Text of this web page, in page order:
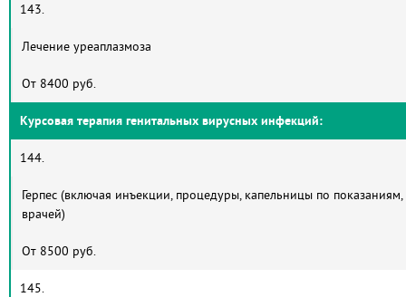
143.
Лечение уреаплазмоза
От 8400 руб.
Курсовая терапия генитальных вирусных инфекций:
144.
Герпес (включая инъекции, процедуры, капельницы по
врачей)
От 8500 руб.
145.